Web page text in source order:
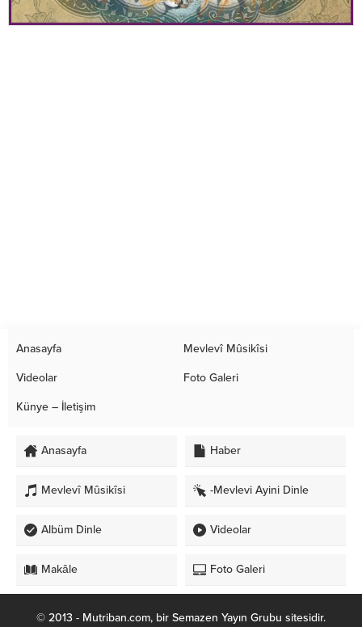
Anasayfa Mevlevî Mûsikîsi
Videolar Foto Galeri
Künye – İletişim
Anasayfa Haber
Mevlevî Mûsikîsi -Mevlevi Ayini Dinle
Albüm Dinle Videolar
Makâle Foto Galeri
© 2013 - Mutriban.com, bir Semazen Yayın Grubu sitesidir.